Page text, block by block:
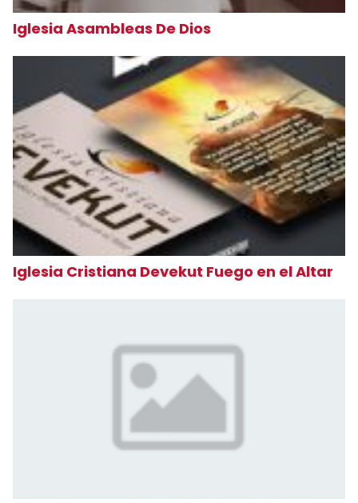
Iglesia Asambleas De Dios
Iglesia Cristiana Devekut Fuego en el Altar